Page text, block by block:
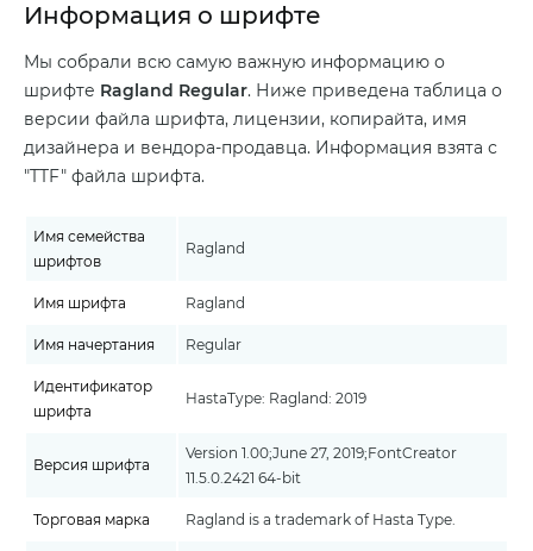
Информация о шрифте
Мы собрали всю самую важную информацию о
шрифте Ragland Regular. Ниже приведена таблица о
версии файла шрифта, лицензии, копирайта, имя
дизайнера и вендора-продавца. Информация взята с
"TTF" файла шрифта.
Имя семейства
шрифтов
Ragland
Имя шрифта Ragland
Имя начертания Regular
Идентификатор
шрифта
HastaType: Ragland: 2019
Версия шрифта
Version 1.00;June 27, 2019;FontCreator
11.5.0.2421 64-bit
Торговая марка Ragland is a trademark of Hasta Type.